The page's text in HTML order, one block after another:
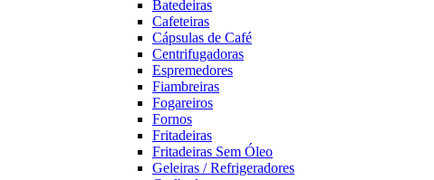
Batedeiras
Cafeteiras
Cápsulas de Café
Centrifugadoras
Espremedores
Fiambreiras
Fogareiros
Fornos
Fritadeiras
Fritadeiras Sem Óleo
Geleiras / Refrigeradores